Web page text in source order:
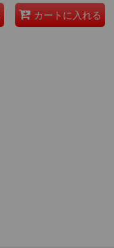
カートに入れる